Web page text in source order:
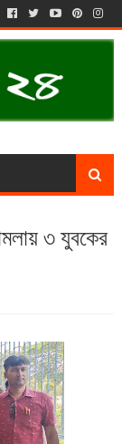
৩ যুবকের